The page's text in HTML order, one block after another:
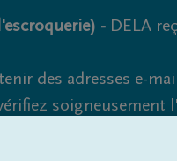
- DELA
des adresses e-
soigneusement
tentatives